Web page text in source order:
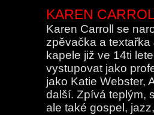
KAREN
Karen Carroll se
zpěvačka a
kapele již ve 14ti
vystupovat jako
jako Katie Webster,
další. Zpívá teplým,
ale také gospel,